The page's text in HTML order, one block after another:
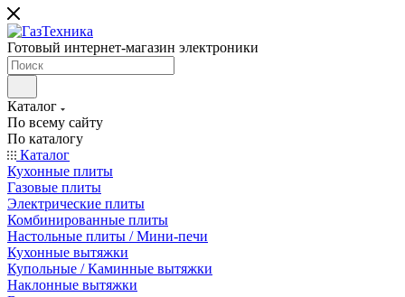
Готовый интернет-магазин электроники
Каталог
По всему сайту
По каталогу
Каталог
Кухонные плиты
Газовые плиты
Электрические плиты
Комбинированные плиты
Настольные плиты / Мини-печи
Кухонные вытяжки
Купольные / Каминные вытяжки
Наклонные вытяжки